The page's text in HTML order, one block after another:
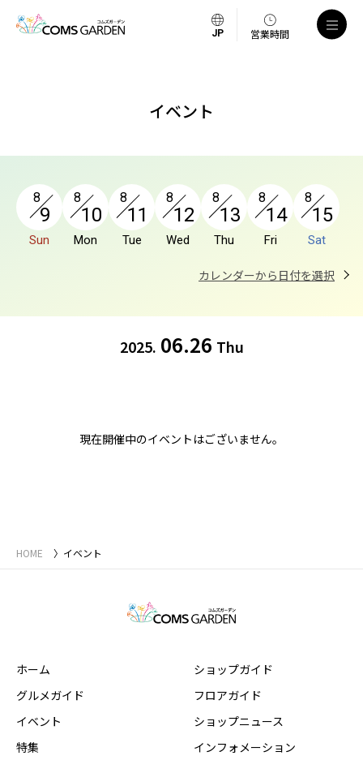
営業時間
イベント
8
9
Sun
8
10
Mon
8
11
Tue
8
12
Wed
8
13
Thu
8
14
Fri
8
15
Sat
カレンダーから日付を選択
2025. 06.26 Thu
現在開催中のイベントはございません。
HOME イベント
ホーム
グルメガイド
イベント
特集
ショップガイド
フロアガイド
ショップニュース
インフォメーション